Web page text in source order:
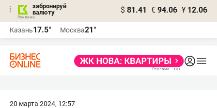
забронируй
валюту
$ 81.41 € 94.06 ¥ 12.06
Казань17.5° Москва21°
20 марта 2024, 12:57